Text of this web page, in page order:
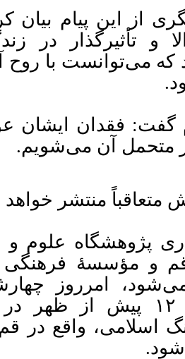
از این پیام بیان
و تأثیرگذار در
که می‌توانست با روح
گفت: فقدان ایشان
متحمل آن می‌شویم.
متعاقباً منتشر
پژوهشگاه علوم و
قم و مؤسسۀ فرهنگی
۱۳۹۴ از ساعت ۹ تا ۱۲
اسلامی، واقع در قم،
شود.